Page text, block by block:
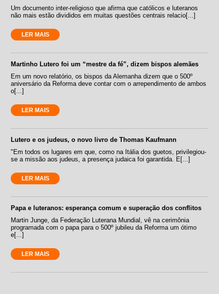
Um documento inter-religioso que afirma que católicos e luteranos
não mais estão divididos em muitas questões centrais relacio[...]
LER MAIS
Martinho Lutero foi um “mestre da fé”, dizem bispos alemães
Em um novo relatório, os bispos da Alemanha dizem que o 500º
aniversário da Reforma deve contar com o arrependimento de ambos
o[...]
LER MAIS
Lutero e os judeus, o novo livro de Thomas Kaufmann
"Em todos os lugares em que, como na Itália dos guetos, privilegiou-
se a missão aos judeus, a presença judaica foi garantida. E[...]
LER MAIS
Papa e luteranos: esperança comum e superação dos conflitos
Martin Junge, da Federação Luterana Mundial, vê na cerimônia
programada com o papa para o 500º jubileu da Reforma um ótimo
e[...]
LER MAIS